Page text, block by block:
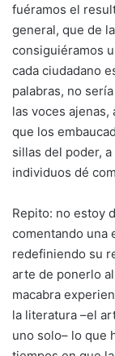
fuéramos el
general, que de
consiguiéramos
cada ciudadano
palabras, no
las voces
que los
sillas del poder,
individuos dé
Repito: no estoy
comentando una
redefiniendo su
arte de ponerlo
macabra
la literatura –el
uno solo– lo que